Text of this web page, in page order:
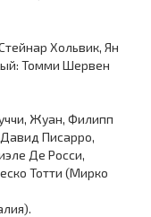
Хольвик, Ян
Томми Шервен
Жуан, Филипп
Писарро,
Де Росси,
Тотти (Мирко